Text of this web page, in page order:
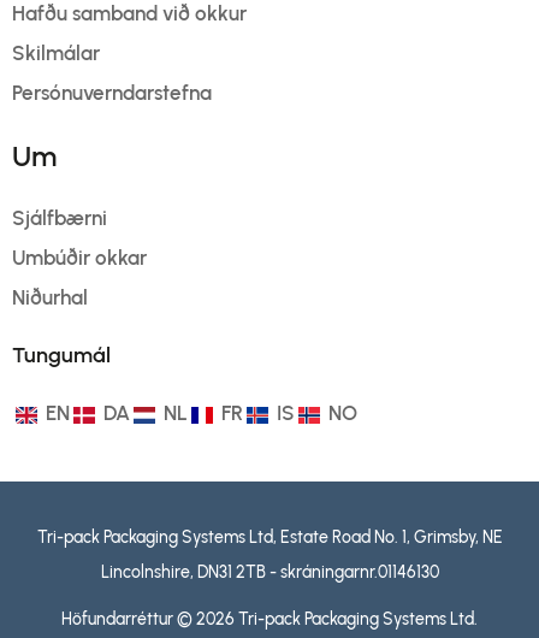
Hafðu samband við okkur
Skilmálar
Persónuverndarstefna
Um
Sjálfbærni
Umbúðir okkar
Niðurhal
Tungumál
EN DA NL FR IS NO
Tri-pack Packaging Systems Ltd, Estate Road No. 1, Grimsby, NE
Lincolnshire, DN31 2TB - skráningarnr.01146130
Höfundarréttur © 2026 Tri-pack Packaging Systems Ltd.